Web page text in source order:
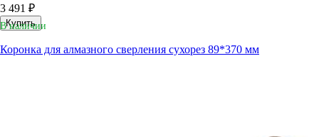
3 491 ₽
Купить
В наличии
Коронка для алмазного сверления сухорез 89*370 мм